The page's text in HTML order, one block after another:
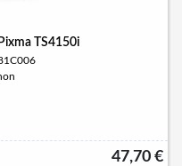
TS4150i
47,70 €